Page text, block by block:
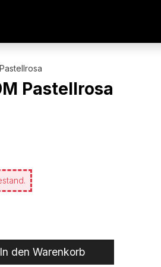
Pastellrosa
den Warenkorb